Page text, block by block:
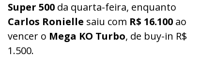
Super 500 da quarta-feira, enquanto
Carlos Ronielle saiu com R$ 16.100 ao
vencer o Mega KO Turbo, de buy-in R$
1.500.